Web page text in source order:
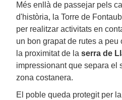
Més enllà de passejar pels
d'història, la Torre de
per realitzar activitats en
un bon grapat de rutes a
la proximitat de la serra de
impressionant que separa el
zona costanera.
El poble queda protegit per